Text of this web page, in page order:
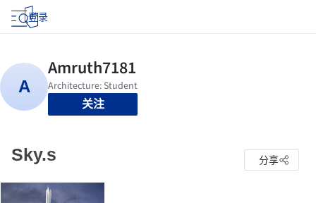
登录
关注
Sky.s 分享